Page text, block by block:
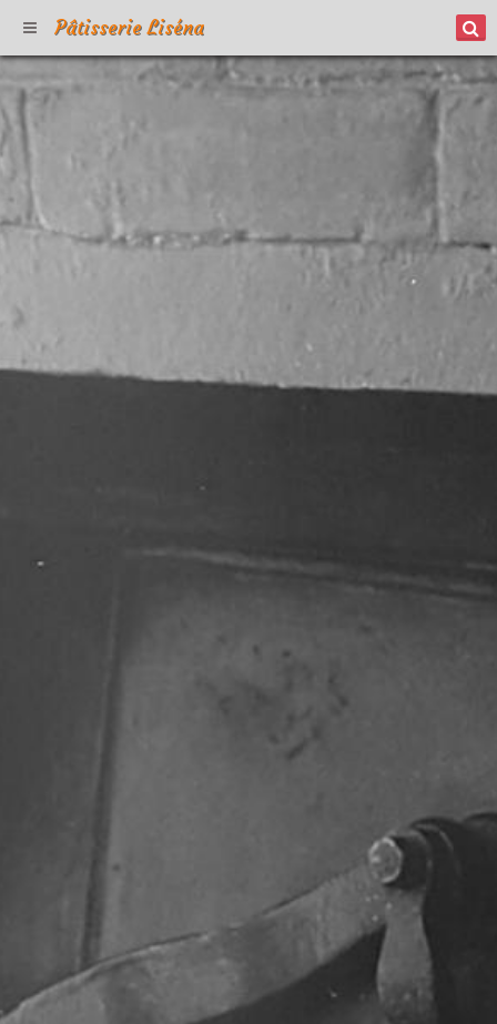
Pâtisserie Liséna